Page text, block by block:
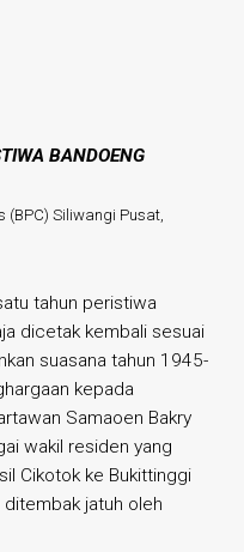
BANDOENG
(BPC) Siliwangi Pusat,
tahun peristiwa
dicetak kembali sesuai
suasana tahun 1945-
kepada
Samaoen Bakry
wakil residen yang
Cikotok ke Bukittinggi
jatuh oleh